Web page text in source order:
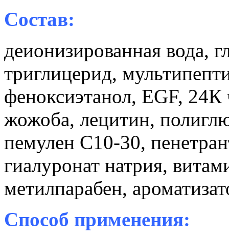
Состав:
деионизированная вода,
триглицерид,
феноксиэтанол, EGF,
жожоба, лецитин,
пемулен С10-30,
гиалуронат натрия,
метилпарабен,
Способ применения: